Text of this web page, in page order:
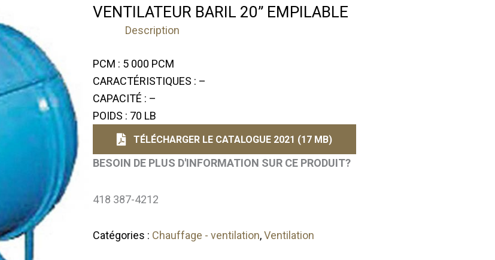
VENTILATEUR BARIL 20” EMPILABLE
Description
PCM : 5 000 PCM
CARACTÉRISTIQUES : –
CAPACITÉ : –
POIDS : 70 LB
TÉLÉCHARGER LE CATALOGUE 2021 (17 MB)
BESOIN DE PLUS D'INFORMATION SUR CE PRODUIT?
418 387-4212
Catégories : Chauffage - ventilation,Ventilation